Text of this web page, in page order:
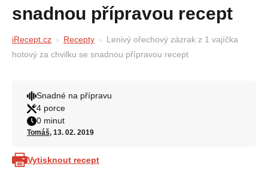
snadnou přípravou recept
iRecept.cz Recepty
Lenivý ořechový zázrak z 1 vajíčka
hotový za chvilku se snadnou přípravou recept
Snadné na přípravu
4 porce
0 minut
Tomáš, 13. 02. 2019
Vytisknout recept